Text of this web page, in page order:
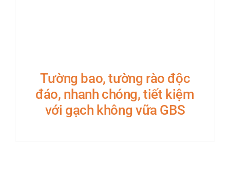
Tường bao, tường rào độc
đáo, nhanh chóng, tiết kiệm
với gạch không vữa GBS